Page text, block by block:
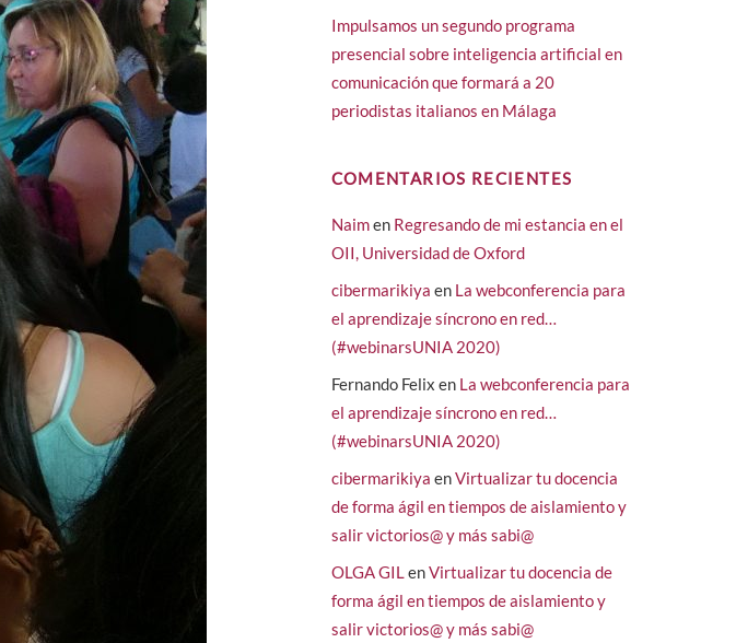
Impulsamos un segundo programa
presencial sobre inteligencia artificial en
comunicación que formará a 20
periodistas italianos en Málaga
COMENTARIOS RECIENTES
Naimen Regresando de mi estancia en el
OII, Universidad de Oxford
cibermarikiya en La webconferencia para
el aprendizaje síncrono en red…
(#webinarsUNIA 2020)
Fernando Felix en La webconferencia para
el aprendizaje síncrono en red…
(#webinarsUNIA 2020)
cibermarikiya enVirtualizar tu docencia
de forma ágil en tiempos de aislamiento y
salir victorios@ y más sabi@
OLGA GILenVirtualizar tu docencia de
forma ágil en tiempos de aislamiento y
salir victorios@ y más sabi@